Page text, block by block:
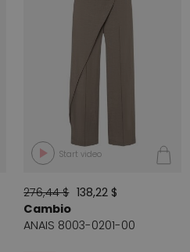
Start video
276,44 $ 138,22 $
Cambio
ANAIS 8003-0201-00